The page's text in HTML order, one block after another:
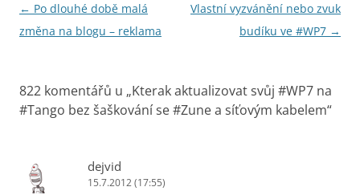
Navigace
pro
← Po dlouhé době malá
změna na blogu – reklama
Vlastní vyzvánění nebo zvuk
budíku ve #WP7 →
822 komentářů u „Kterak aktualizovat svůj #WP7 na
#Tango bez šaškování se #Zune a síťovým kabelem“
dejvid
15.7.2012 (17:55)